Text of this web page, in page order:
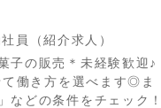
（紹介求人）
子の販売＊未経験歓迎♪
働き方を選べます◎ま
などの条件をチェック！